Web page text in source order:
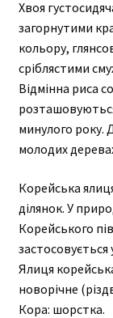
Хвоя
загорнутими
кольору,
сріблястими
Відмінна риса
минулого року.
молодих
Корейська
ділянок. У
Корейського
застосовується
Ялиця
новорічне
Кора: шорстка.